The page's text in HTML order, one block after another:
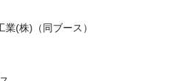
(株)（同ブース）